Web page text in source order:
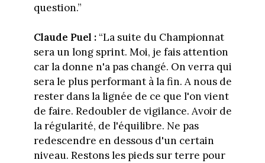
question.”
Claude Puel :“La suite du Championnat
sera un long sprint. Moi, je fais attention
car la donne n'a pas changé. On verra qui
sera le plus performant à la fin. A nous de
rester dans la lignée de ce que l'on vient
de faire. Redoubler de vigilance. Avoir de
la régularité, de l'équilibre. Ne pas
redescendre en dessous d'un certain
niveau. Restons les pieds sur terre pour